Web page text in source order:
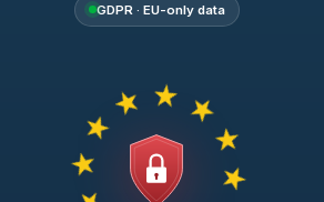
GDPR · EU-only data